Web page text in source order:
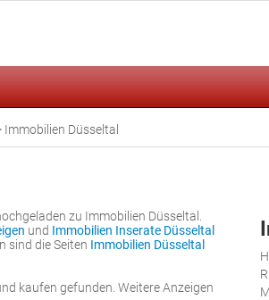
Immobilien Düsseltal
zu Immobilien Düsseltal.
und Immobilien Inserate Düsseltal
sind die Seiten Immobilien Düsseltal
kaufen gefunden. Weitere Anzeigen